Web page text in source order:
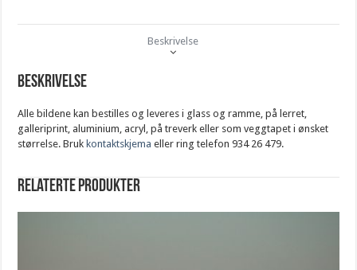
Beskrivelse
Beskrivelse
Alle bildene kan bestilles og leveres i glass og ramme, på lerret,
galleriprint, aluminium, acryl, på treverk eller som veggtapet i ønsket
størrelse. Bruk kontaktskjema eller ring telefon 934 26 479.
Relaterte produkter